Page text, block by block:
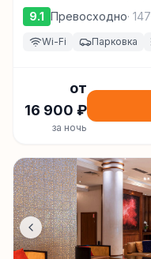
9.1 Превосходно· 147
Wi-Fi Парковка
от
16 900 ₽
за ночь